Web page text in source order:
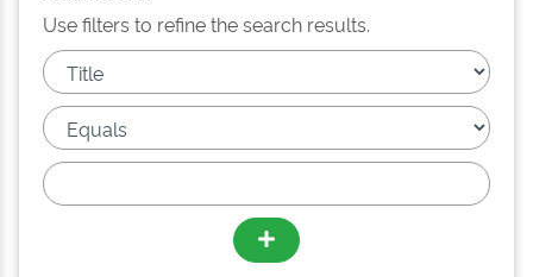
Use filters to refine the search results.